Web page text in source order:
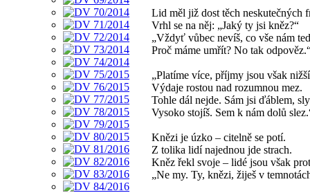
Lid měl již dost těch neskutečných
Vrhl se na něj: „Jaký ty jsi kněz?“
„Vždyť vůbec nevíš, co vše nám
Proč máme umřít? No tak
„Platíme více, příjmy jsou však
Výdaje rostou nad rozumnou mez.
Tohle dál nejde. Sám jsi ďáblem,
Vysoko stojíš. Sem k nám dolů
Knězi je úzko – citelně se potí.
Z tolika lidí najednou jde strach.
Kněz řekl svoje – lidé jsou však
„Ne my. Ty, knězi, žiješ v